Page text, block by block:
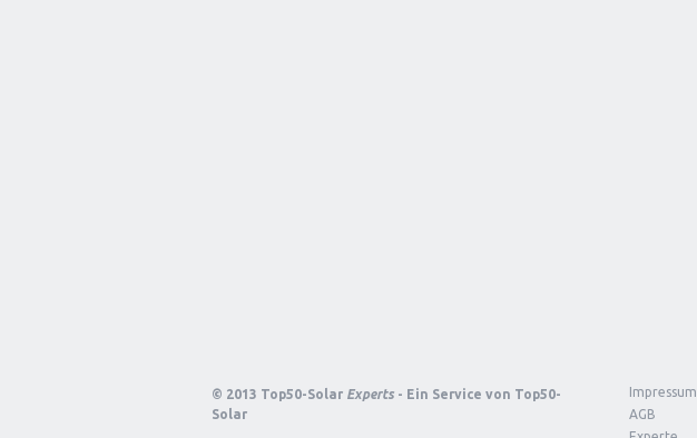
© 2013 Top50-Solar Experts - Ein Service von Top50-
Solar
Impressum
AGB